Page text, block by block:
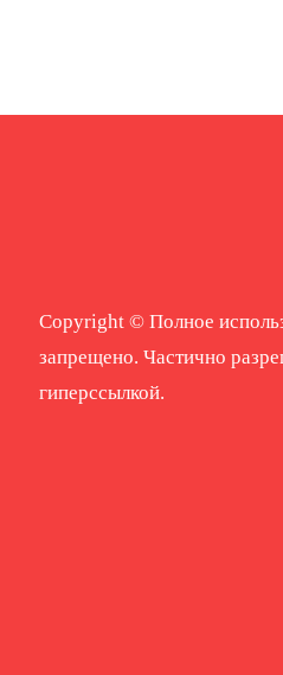
Copyright © Полное
запрещено. Частично
гиперссылкой.